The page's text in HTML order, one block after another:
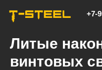
+7-953-466-55-
Литые
винтовых